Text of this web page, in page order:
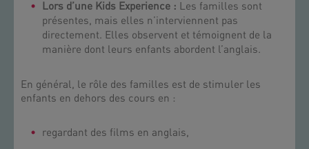
Lors d’une Kids Experience : Les familles sont
présentes, mais elles n’interviennent pas
directement. Elles observent et témoignent de la
manière dont leurs enfants abordent l’anglais.
En général, le rôle des familles est de stimuler les
enfants en dehors des cours en :
regardant des films en anglais,